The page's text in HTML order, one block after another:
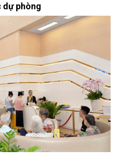
dự phòng